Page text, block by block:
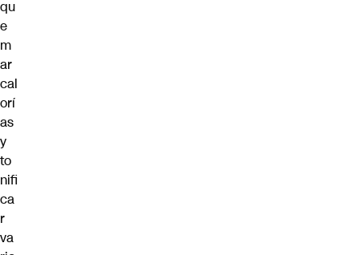
qu
e
m
ar
cal
orí
as
y
to
nifi
ca
r
va